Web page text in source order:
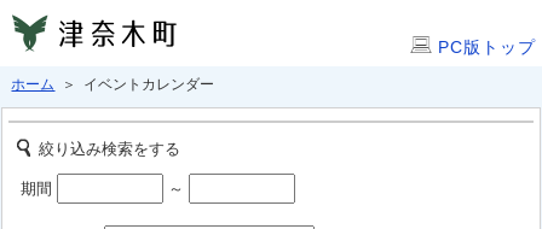
PC版トップ
ホーム ＞ イベントカレンダー
絞り込み検索をする
期間 ～